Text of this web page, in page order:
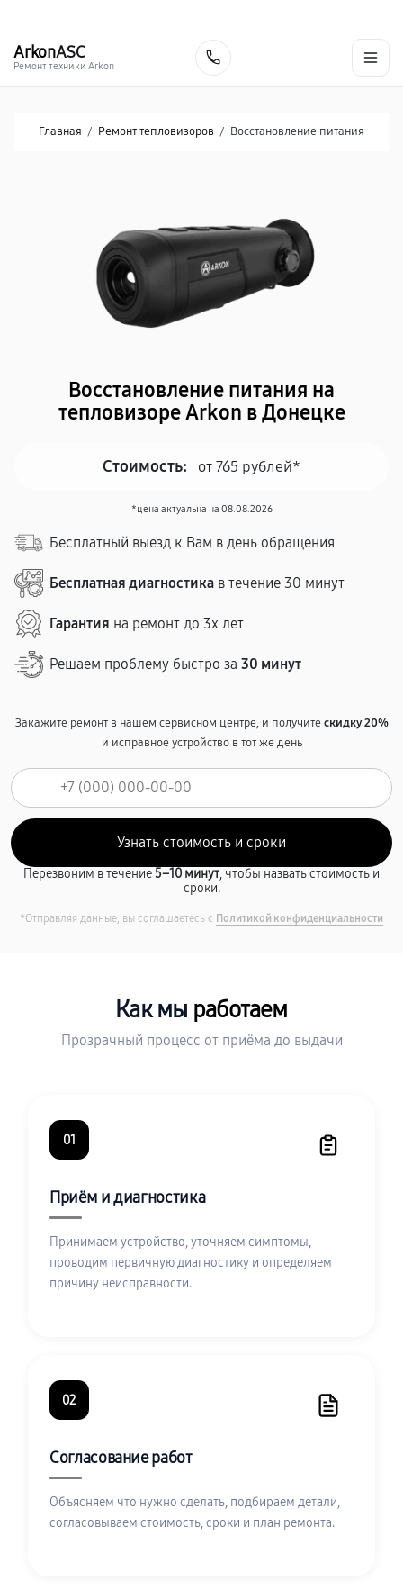
ArkonASC
Ремонт техники Arkon
Главная / Ремонт тепловизоров / Восстановление питания
Восстановление питания на
тепловизоре Arkon в Донецке
Стоимость: от 765 рублей*
*цена актуальна на 08.08.2026
Бесплатный выезд к Вам в день обращения
Бесплатная диагностика в течение 30 минут
Гарантия на ремонт до 3х лет
Решаем проблему быстро за 30 минут
Закажите ремонт в нашем сервисном центре, и получитескидку 20%
и исправное устройство в тот же день
Перезвоним в течение5–10 минут, чтобы назвать стоимость и
сроки.
*Отправляя данные, вы соглашаетесь с Политикой конфиденциальности
Как мы работаем
Прозрачный процесс от приёма до выдачи
01
Приём и диагностика
Принимаем устройство, уточняем симптомы,
проводим первичную диагностику и определяем
причину неисправности.
02
Согласование работ
Объясняем что нужно сделать, подбираем детали,
согласовываем стоимость, сроки и план ремонта.